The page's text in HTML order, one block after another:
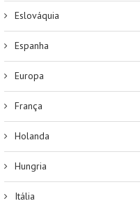
Eslováquia
Espanha
Europa
França
Holanda
Hungria
Itália